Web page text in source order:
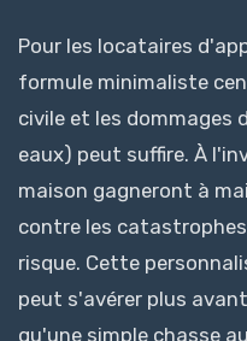
Pour les locataires
formule minimaliste
civile et les dommages
eaux) peut suffire. À
maison gagneront à
contre les
risque. Cette
peut s'avérer plus
qu'une simple chasse